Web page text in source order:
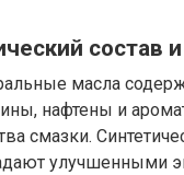
состав
масла
нафтены и
смазки.
улучшенными